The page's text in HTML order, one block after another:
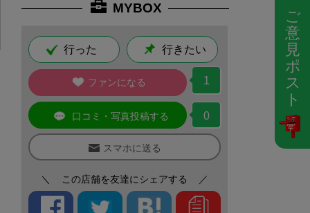
ご
意
見
ポ
ス
ト
MYBOX
行った 行きたい
ファンになる 1
口コミ・写真投稿する 0
スマホに送る
＼ この店舗を友達にシェアする ／